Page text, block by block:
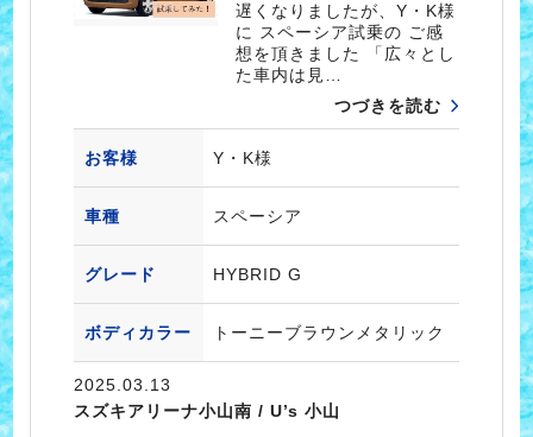
遅くなりましたが、Y・K様
に スペーシア試乗の ご感
想を頂きました 「広々とし
た車内は見…
つづきを読む
お客様 Y・K様
車種 スペーシア
グレード HYBRID G
ボディカラー トーニーブラウンメタリック
2025.03.13
スズキアリーナ小山南 / U’s 小山